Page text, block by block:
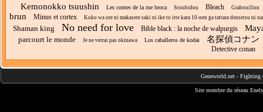
Kemonokko tsuushin Les contes de la rue broca Scoubidou Bleach Grabouillon
brun Minus et cortex Koko wa ore ni makasete saki ni ike to itte kara 10-nen ga tattara densetsu ni
Shaman king No need for love Bible black : la noche de walpurgis
parcourt le monde Je ne verrai pas okinawa Los caballeros de kodai 名探偵コナン
Detective conan
Geneworld.net - Fighting
Site membre du réseau